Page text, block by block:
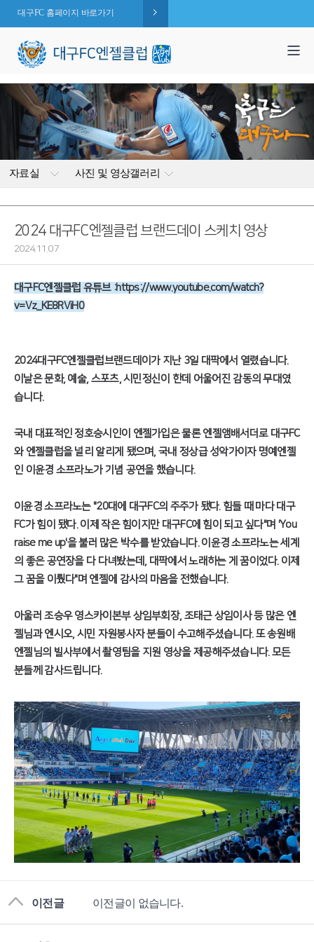
대구FC 홈페이지 바로가기
자료실 사진 및 영상갤러리
2024 대구FC엔젤클럽 브랜드데이 스케치 영상
2024.11.07
대구FC엔젤클럽 유튜브 :https://www.youtube.com/watch?
v=Vz_KE8RViH0
2024대구FC엔젤클럽브랜드데이가 지난 3일 대팍에서 열렸습니다.
이날은 문화, 예술, 스포츠, 시민정신이 한데 어울어진 감동의 무대였
습니다.
국내 대표적인 정호승시인이 엔젤가입은 물론 엔젤앰배서더로 대구FC
와 엔젤클럽을 널리 알리게 됐으며, 국내 정상급 성악가이자 명예엔젤
인 이윤경 소프라노가 기념 공연을 했습니다.
이윤경 소프라노는 "20대에 대구FC의 주주가 됐다. 힘들 때 마다 대구
FC가 힘이 됐다. 이제 작은 힘이지만 대구FC에 힘이 되고 싶다"며 'You
raise me up'을 불러 많은 박수를 받았습니다. 이윤경 소프라노는 세계
의 좋은 공연장을 다 다녀봤는데, 대팍에서 노래하는 게 꿈이었다. 이제
그 꿈을 이뤘다"며 엔젤에 감사의 마음을 전했습니다.
아울러 조승우 영스카이본부 상임부회장, 조태근 상임이사 등 많은 엔
젤님과 엔시오, 시민 자원봉사자 분들이 수고해주셨습니다. 또 송원배
엔젤님의 빌사부에서 촬영팀을 지원 영상을 제공해주셨습니다. 모든
분들께 감사드립니다.
이전글 이전글이 없습니다.